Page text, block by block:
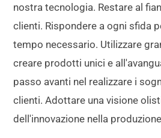
nostra tecnologia. Restare al
clienti. Rispondere a ogni sfida
tempo necessario. Utilizzare
creare prodotti unici e
passo avanti nel realizzare i
clienti. Adottare una visione
dell'innovazione nella